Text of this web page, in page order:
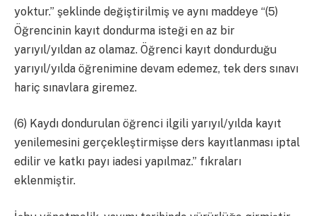
yoktur.” şeklinde değiştirilmiş ve aynı maddeye “(5)
Öğrencinin kayıt dondurma isteği en az bir
yarıyıl/yıldan az olamaz. Öğrenci kayıt dondurduğu
yarıyıl/yılda öğrenimine devam edemez, tek ders sınavı
hariç sınavlara giremez.
(6) Kaydı dondurulan öğrenci ilgili yarıyıl/yılda kayıt
yenilemesini gerçekleştirmişse ders kayıtlanması iptal
edilir ve katkı payı iadesi yapılmaz.” fıkraları
eklenmiştir.